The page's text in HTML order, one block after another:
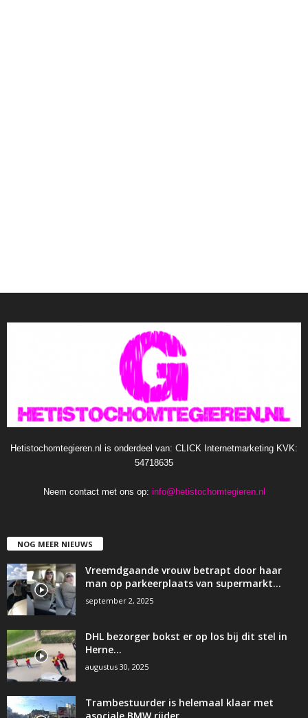
Hetistochomtegieren.nl is onderdeel van: CLICK Internetmarketing KVK:
54718635
Neem contact met ons op: info@hetistochomtegieren.nl
NOG MEER NIEUWS
Vreemdgaande vrouw betrapt door haar
man op parkeerplaats van supermarkt…
september 2, 2025
DHL bezorger bokst er op los bij dit stel in
Herne…
augustus 30, 2025
Trambestuurder is helemaal klaar met